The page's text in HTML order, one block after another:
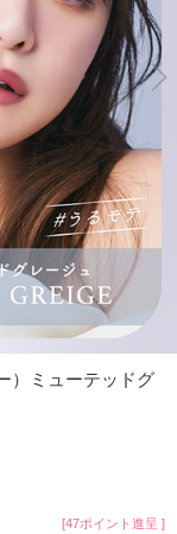
）ミューテッドグ
[47ポイント進呈 ]